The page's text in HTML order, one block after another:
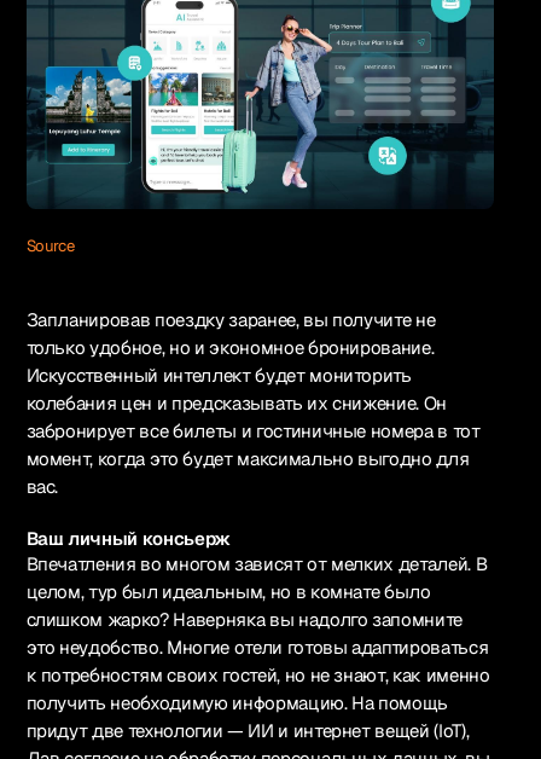
Source
Запланировав поездку заранее, вы получите не
только удобное, но и экономное бронирование.
Искусственный интеллект будет мониторить
колебания цен и предсказывать их снижение. Он
забронирует все билеты и гостиничные номера в тот
момент, когда это будет максимально выгодно для
вас.
Ваш личный консьерж
Впечатления во многом зависят от мелких деталей. В
целом, тур был идеальным, но в комнате было
слишком жарко? Наверняка вы надолго запомните
это неудобство. Многие отели готовы адаптироваться
к потребностям своих гостей, но не знают, как именно
получить необходимую информацию. На помощь
придут две технологии — ИИ и интернет вещей (IoT),